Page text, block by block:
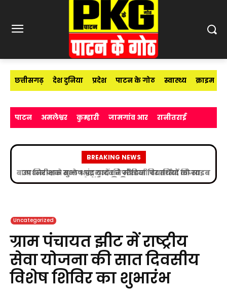
छत्तीसगढ़ देश दुनिया प्रदेश पाटन के गोठ स्वास्थ्य क्राइम
पाटन अमलेश्वर कुम्हारी जामगांव आर रानीतराई
BREAKING NEWS
उप निरीक्षक सुभाष चंद्र यादव ने मीडिया विद्यार्थियों को साइबर
अपराधों के प्रति किया जागरूक
Uncategorized
ग्राम पंचायत झीट में राष्ट्रीय
सेवा योजना की सात दिवसीय
विशेष शिविर का शुभारंभ